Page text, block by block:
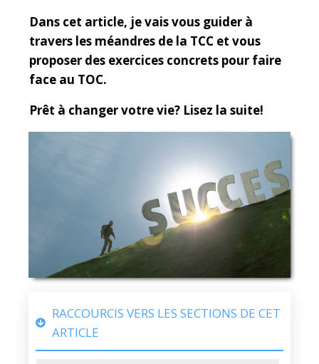
Dans cet article, je vais vous guider à
travers les méandres de la TCC et vous
proposer des exercices concrets pour faire
face au TOC.
Prêt à changer votre vie? Lisez la suite!
RACCOURCIS VERS LES SECTIONS DE CET
ARTICLE